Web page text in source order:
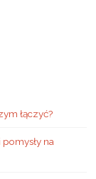
łączyć?
na